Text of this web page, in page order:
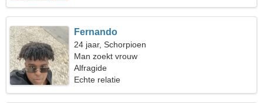
Fernando
24 jaar, Schorpioen
Man zoekt vrouw
Alfragide
Echte relatie